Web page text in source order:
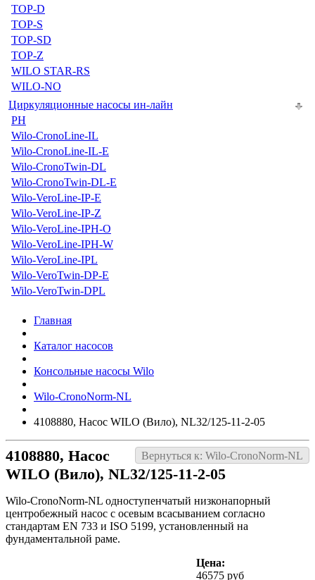
TOP-D
TOP-S
TOP-SD
TOP-Z
WILO STAR-RS
WILO-NO
Циркуляционные насосы ин-лайн
PH
Wilo-CronoLine-IL
Wilo-CronoLine-IL-E
Wilo-CronoTwin-DL
Wilo-CronoTwin-DL-E
Wilo-VeroLine-IP-E
Wilo-VeroLine-IP-Z
Wilo-VeroLine-IPH-O
Wilo-VeroLine-IPH-W
Wilo-VeroLine-IPL
Wilo-VeroTwin-DP-E
Wilo-VeroTwin-DPL
Главная
Каталог насосов
Консольные насосы Wilo
Wilo-CronoNorm-NL
4108880, Насос WILO (Вило), NL32/125-11-2-05
Вернуться к: Wilo-CronoNorm-NL
4108880, Насос
WILO (Вило), NL32/125-11-2-05
Wilo-CronoNorm-NL одноступенчатый низконапорный
центробежный насос с осевым всасыванием согласно
стандартам EN 733 и ISO 5199, установленный на
фундаментальной раме.
Цена:
46575 руб